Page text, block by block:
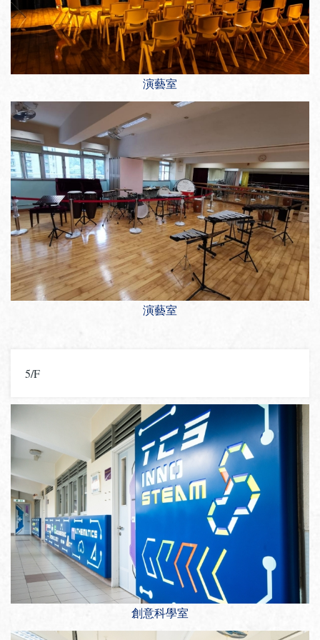
演藝室
演藝室
5/F
創意科學室